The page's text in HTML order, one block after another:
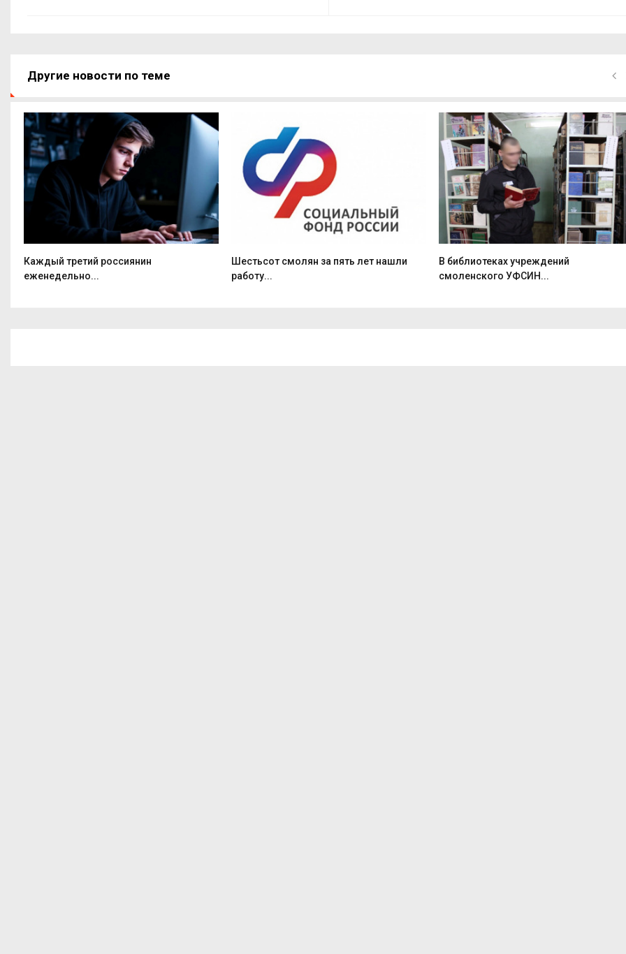
Другие новости по теме
Каждый третий россиянин
еженедельно...
Шестьсот смолян за пять лет нашли
работу...
В библиотеках учреждений
смоленского УФСИН...